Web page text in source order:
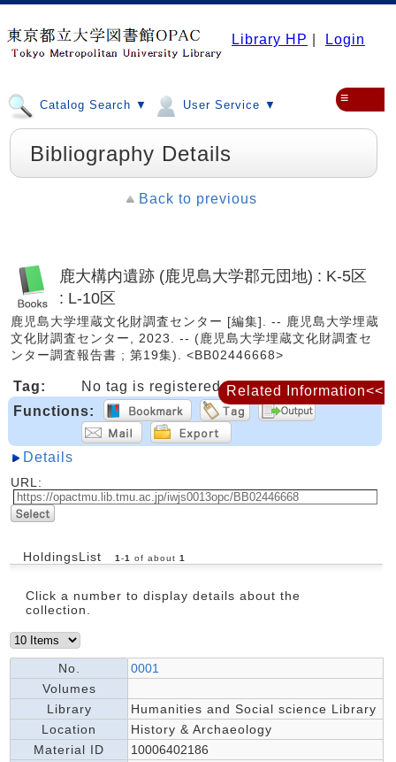
Library HP Login
Catalog Search ▼ User Service ▼ ≡
Bibliography Details
Back to previous
鹿大構内遺跡 (鹿児島大学郡元団地) : K-5区
: L-10区
鹿児島大学埋蔵文化財調査センター [編集]. -- 鹿児島大学埋蔵
文化財調査センター, 2023. -- (鹿児島大学埋蔵文化財調査セ
ンター調査報告書 ; 第19集). <BB02446668>
Tag:
No tag is registered
Functions:
Details
URL:
HoldingsList 1 -1 of about 1
Click a number to display details about the
collection.
No.
0001
Volumes
Library
Humanities and Social science Library
Location
History & Archaeology
Material ID
10006402186
Related Information<<